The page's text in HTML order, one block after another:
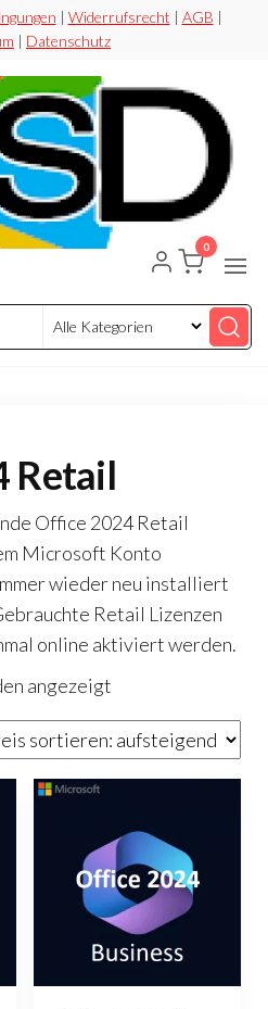
| Widerrufsrecht | AGB |
| Datenschutz
0
Retail
Office 2024 Retail
Microsoft Konto
wieder neu installiert
Retail Lizenzen
online aktiviert werden.
angezeigt
Preis
sortiert:
aufsteigend